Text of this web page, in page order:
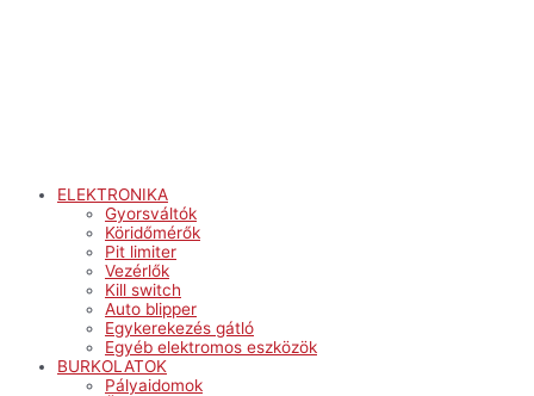
ELEKTRONIKA
Gyorsváltók
Köridőmérők
Pit limiter
Vezérlők
Kill switch
Auto blipper
Egykerekezés gátló
Egyéb elektromos eszközök
BURKOLATOK
Pályaidomok